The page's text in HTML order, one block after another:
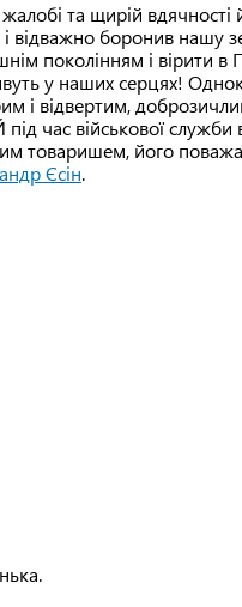
та щирій вдячності
відважно боронив нашу
поколінням і вірити в
у наших серцях!
і відвертим,
час військової служби
товаришем, його
Єсін.